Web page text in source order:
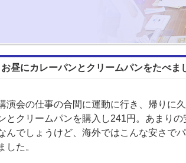
お昼にカレーパンとクリームパンをたべま
演会の仕事の合間に運動に行き、帰りに
とクリームパンを購入し241円。あまり
んでしょうけど、海外ではこんな安さで
した。